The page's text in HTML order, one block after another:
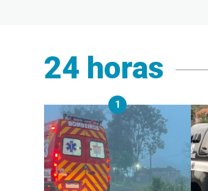
24 horas
1